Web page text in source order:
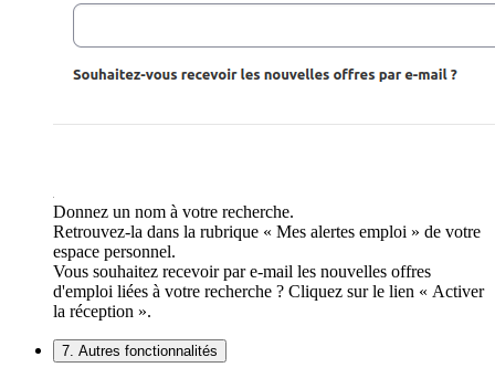
Donnez un nom à votre recherche.
Retrouvez-la dans la rubrique « Mes alertes emploi » de votre
espace personnel.
Vous souhaitez recevoir par e-mail les nouvelles offres
d'emploi liées à votre recherche ? Cliquez sur le lien « Activer
la réception ».
7. Autres fonctionnalités